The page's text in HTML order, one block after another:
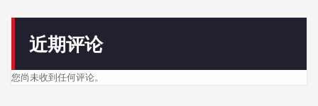
近期评论
您尚未收到任何评论。